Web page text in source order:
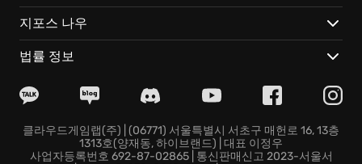
직 플레이를 통해 얻은 아이템으로만 캐릭터를 꾸밀 수
있으며, 추가 결제 요소는 전혀 없습니다. 액션, 탐험, 캐
릭터 커스터마이징의 모든 재미를 Bang-on Balls:
만들어 보세요!
지포스 나우
법률 정보
클라우드게임랩(주) | (06771) 서울특별시 서초구 매헌로 16, 13층
1313호(양재동, 하이브랜드) | 대표 이정우
사업자등록번호 692-87-02865 | 통신판매신고 2023-서울서